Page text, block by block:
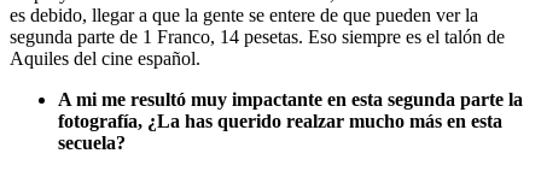
es debido, llegar a que la gente se entere de que pueden ver la
segunda parte de 1 Franco, 14 pesetas. Eso siempre es el talón de
Aquiles del cine español.
A mi me resultó muy impactante en esta segunda parte la
fotografía, ¿La has querido realzar mucho más en esta
secuela?